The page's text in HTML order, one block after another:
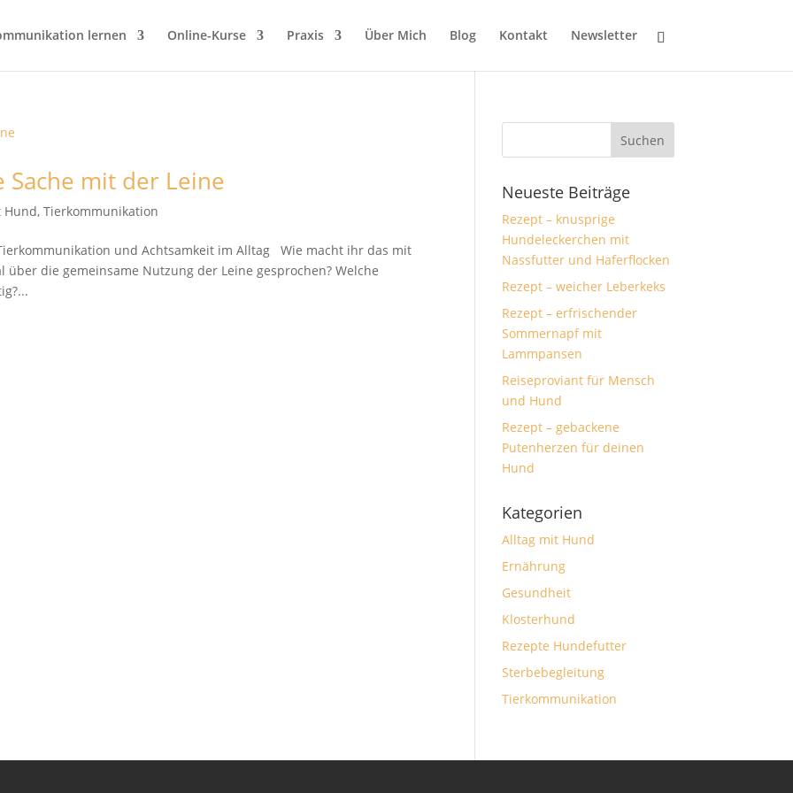
lernen Online-Kurse Praxis Über Mich Blog Kontakt Newsletter
mit der Leine
Hund,Tierkommunikation
und Achtsamkeit im Alltag Wie macht ihr das mit
die gemeinsame Nutzung der Leine gesprochen? Welche
Neueste Beiträge
Rezept – knusprige
Hundeleckerchen mit
Nassfutter und Haferflocken
Rezept – weicher Leberkeks
Rezept – erfrischender
Sommernapf mit
Lammpansen
Reiseproviant für Mensch
und Hund
Rezept – gebackene
Putenherzen für deinen
Hund
Kategorien
Alltag mit Hund
Ernährung
Gesundheit
Klosterhund
Rezepte Hundefutter
Sterbebegleitung
Tierkommunikation